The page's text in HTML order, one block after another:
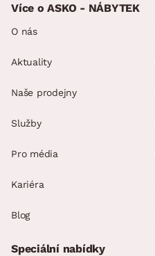
Více o ASKO - NÁBYTEK
O nás
Aktuality
Naše prodejny
Služby
Pro média
Kariéra
Blog
Speciální nabídky